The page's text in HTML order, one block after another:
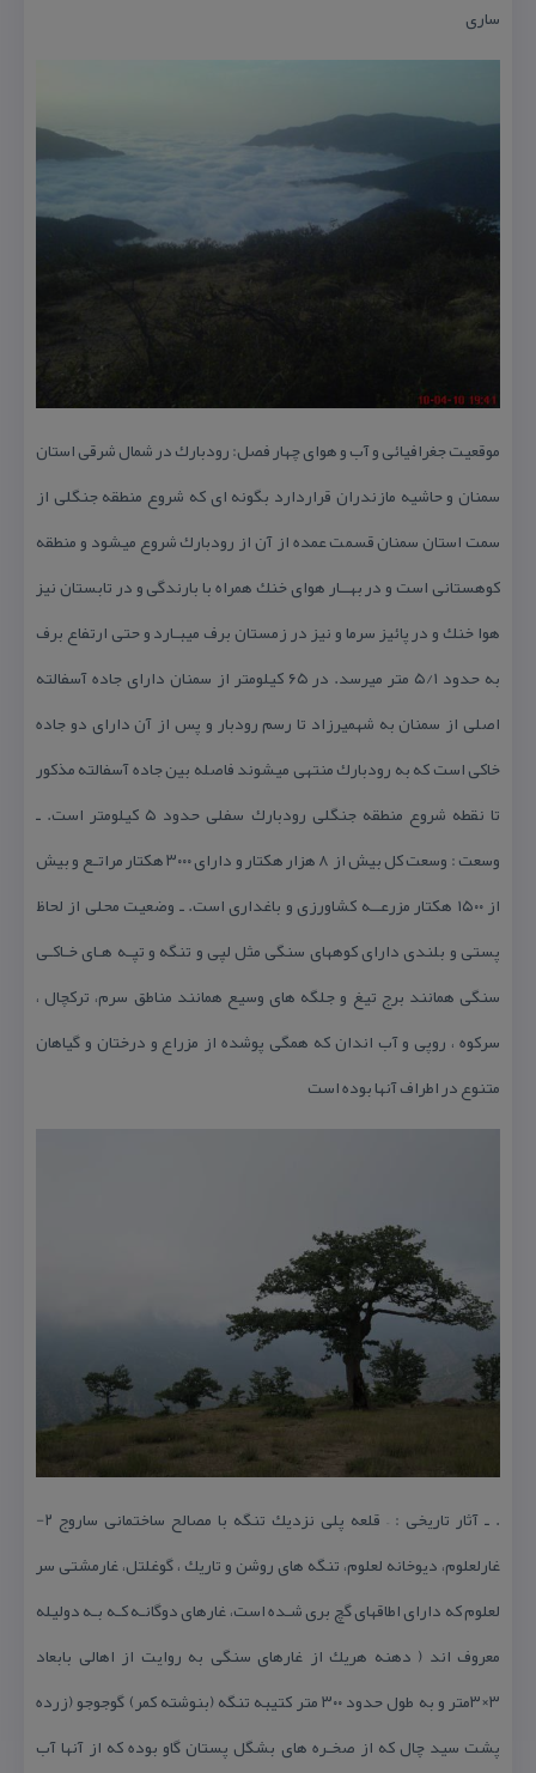
ساری
موقعیت جغرافیائی و آب و هوای چهار فصل: رودبارك در شمال شرقی استان
سمنان و حاشیه مازندران قراردارد بگونه ای كه شروع منطقه جنگلی از
سمت استان سمنان قسمت عمده از آن از رودبارك شروع میشود و منطقه
كوهستانی است و در بهــار هوای خنك همراه با بارندگی و در تابستان نیز
هوا خنك و در پائیز سرما و نیز در زمستان برف میبـارد و حتی ارتفاع برف
به حدود ۵/۱ متر میرسد. در ۶۵ كیلومتر از سمنان دارای جاده آسفالته
اصلی از سمنان به شهمیرزاد تا رسم رودبار و پس از آن دارای دو جاده
خاكی است كه به رودبارك منتهی میشوند فاصله بین جاده آسفالته مذكور
تا نقطه شروع منطقه جنگلی رودبارك سفلی حدود ۵ كیلومتر است. ـ
وسعت : وسعت كل بیش از ۸ هزار هكتار و دارای ۳۰۰۰ هكتار مراتـع و بیش
از ۱۵۰۰ هكتار مزرعــه كشاورزی و باغداری است. ـ وضعیت محلی از لحاظ
پستی و بلندی دارای كوههای سنگی مثل لپی و تنگه و تپـه هـای خـاكـی
سنگی همانند برج تیغ و جلگه های وسیع همانند مناطق سرم، تركچال ،
سركوه ، روپی و آب اندان كه همگی پوشده از مزراع و درختان و گیاهان
متنوع در اطراف آنها بوده است
. ـ آثار تاریخی : – قلعه پلی نزدیك تنگه با مصالح ساختمانی ساروج ۲-
غارلعلوم، دیوخانه لعلوم، تنگه های روشن و تاریك ، گوغلتل، غارمشتی سر
لعلوم كه دارای اطاقهای گچ بری شـده است، غارهای دوگانـه كـه بـه دولیله
معروف اند ( دهنه هریك از غارهای سنگی به روایت از اهالی بابعاد
۳×۳متر و به طول حدود ۳۰۰ متر كتیبه تنگه (بنوشته كمر) گوجوجو (زرده
پشت سید چال كه از صخـره های بشگل پستان گاو بوده كه از آنها آب